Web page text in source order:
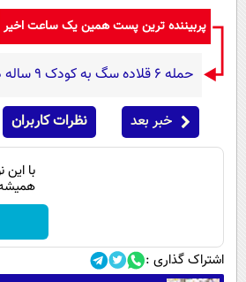
پربیننده ترین پست همین یک ساعت اخیر
حمله ۶ قلاده سگ به کودک ۹ ساله در سنندج
خبر بعد نظرات کاربران
با
همیشه
اشتراک گذاری :